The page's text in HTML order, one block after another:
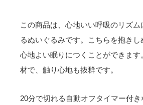
この商品は、心地いい呼吸のリズ
るぬいぐるみです。こちらを抱きし
心地よい眠りにつくことができま
材で、触り心地も抜群です。
20分で切れる自動オフタイマー付き